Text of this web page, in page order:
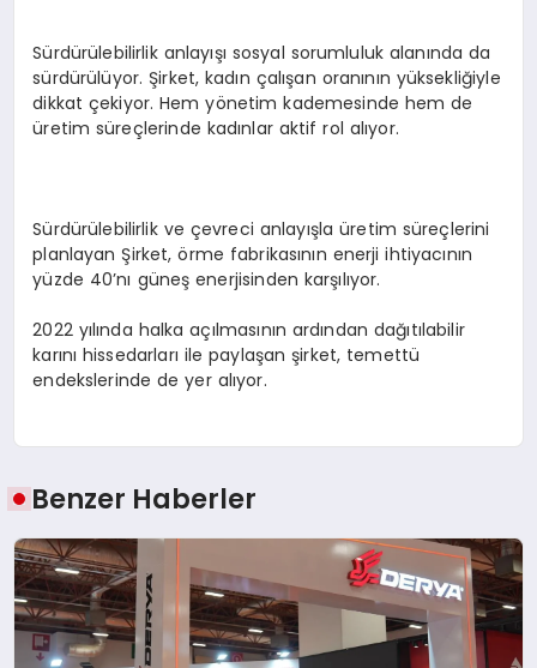
Sürdürülebilirlik anlayışı sosyal sorumluluk alanında da
sürdürülüyor. Şirket, kadın çalışan oranının yüksekliğiyle
dikkat çekiyor. Hem yönetim kademesinde hem de
üretim süreçlerinde kadınlar aktif rol alıyor.
Sürdürülebilirlik ve çevreci anlayışla üretim süreçlerini
planlayan Şirket, örme fabrikasının enerji ihtiyacının
yüzde 40’nı güneş enerjisinden karşılıyor.
2022 yılında halka açılmasının ardından dağıtılabilir
karını hissedarları ile paylaşan şirket, temettü
endekslerinde de yer alıyor.
Benzer Haberler